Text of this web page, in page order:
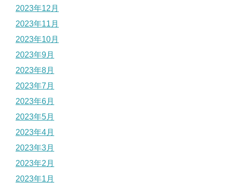
2023年12月
2023年11月
2023年10月
2023年9月
2023年8月
2023年7月
2023年6月
2023年5月
2023年4月
2023年3月
2023年2月
2023年1月